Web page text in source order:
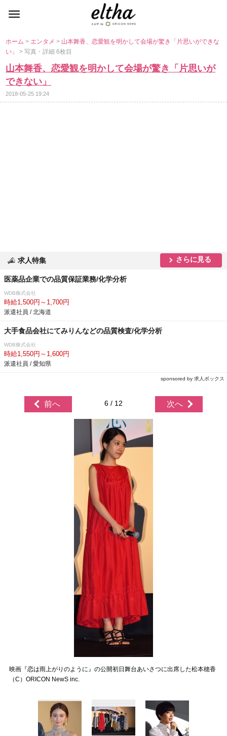
ホーム> エンタメ> 山本舞香、恋愛観を明かして会場が驚き「片思いができな
い」> 写真・詳細 6枚目
山本舞香、恋愛観を明かして会場が驚き「片思いが
できない」
2018-05-25 19:24
求人特集 さらに見る
医薬品企業での品質保証業務/化学分析
WDB株式会社
時給1,500円～1,700円
派遣社員 / 北海道
大手食品会社にてみりんなどの品質検査/化学分析
WDB株式会社
時給1,550円～1,600円
派遣社員 / 愛知県
sponsored by 求人ボックス
前へ 6 / 12 次へ
映画『恋は雨上がりのように』の公開初日舞台あいさつに出席した松本穂香
（C）ORICON NewS inc.